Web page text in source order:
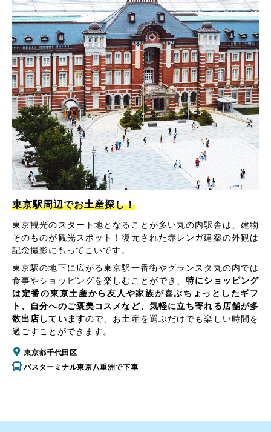
東京駅周辺でお土産探し！
東京観光のスタート地となることが多い丸の内駅舎は、建物
そのものが観光スポット！復元された赤レンガ建築の外観は
記念撮影にもってこいです。
東京駅の地下に広がる東京駅一番街やグランスタ丸の内では
食事やショッピングを楽しむことができ、特にショッピング
は定番の東京土産から友人や家族が喜ぶちょっとしたギフ
ト、自分へのご褒美コスメなど、気軽に立ち寄れる店舗が多
数出店していますので、お土産を選ぶだけでも楽しい時間を
過ごすことができます。
東京都千代田区
バスターミナル東京八重洲で下車